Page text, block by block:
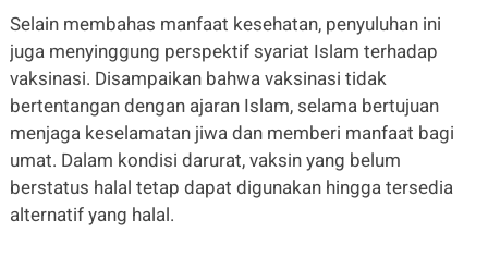
Selain membahas manfaat kesehatan, penyuluhan ini
juga menyinggung perspektif syariat Islam terhadap
vaksinasi. Disampaikan bahwa vaksinasi tidak
bertentangan dengan ajaran Islam, selama bertujuan
menjaga keselamatan jiwa dan memberi manfaat bagi
umat. Dalam kondisi darurat, vaksin yang belum
berstatus halal tetap dapat digunakan hingga tersedia
alternatif yang halal.